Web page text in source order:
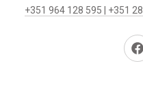
+351 964 128 595 | +351